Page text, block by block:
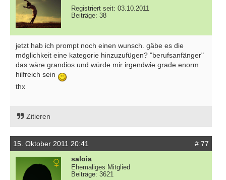
Registriert seit: 03.10.2011
Beiträge: 38
jetzt hab ich prompt noch einen wunsch. gäbe es die
möglichkeit eine kategorie hinzuzufügen? "berufsanfänger"
das wäre grandios und würde mir irgendwie grade enorm
hilfreich sein
thx
Zitieren
15. Oktober 2011 20:41
# 77
saloia
Ehemaliges Mitglied
Beiträge: 3621